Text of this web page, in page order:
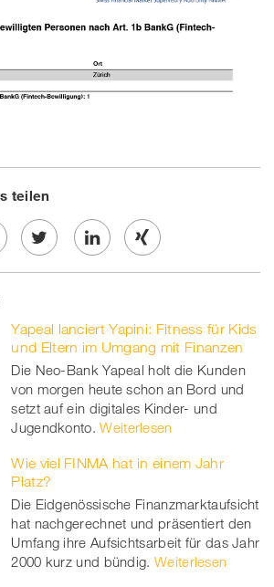
teilen
Twe
on
twitt
er
Share
linkedin
Share
Xing
Yapeal lanciert Yapini: Fitness für Kids
und Eltern im Umgang mit Finanzen
Die Neo-Bank Yapeal holt die Kunden
von morgen heute schon an Bord und
setzt auf ein digitales Kinder- und
Jugendkonto. Weiterlesen
Wie viel FINMA hat in einem Jahr
Platz?
Die Eidgenössische Finanzmarktaufsicht
hat nachgerechnet und präsentiert den
Umfang ihre Aufsichtsarbeit für das Jahr
2000 kurz und bündig. Weiterlesen